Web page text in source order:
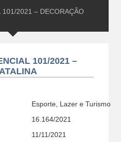
101/2021 – DECORAÇÃO
101/2021 –
Esporte, Lazer e Turismo
16.164/2021
11/11/2021